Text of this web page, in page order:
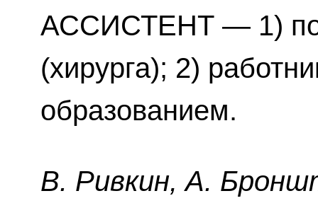
АССИСТЕНТ — 1)
(хирурга); 2)
образованием.
B. Pивкин, A.